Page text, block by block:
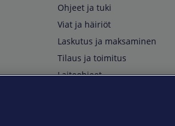
Ohjeet ja tuki
Viat ja häiriöt
Laskutus ja maksaminen
Tilaus ja toimitus
Laiteohjeet